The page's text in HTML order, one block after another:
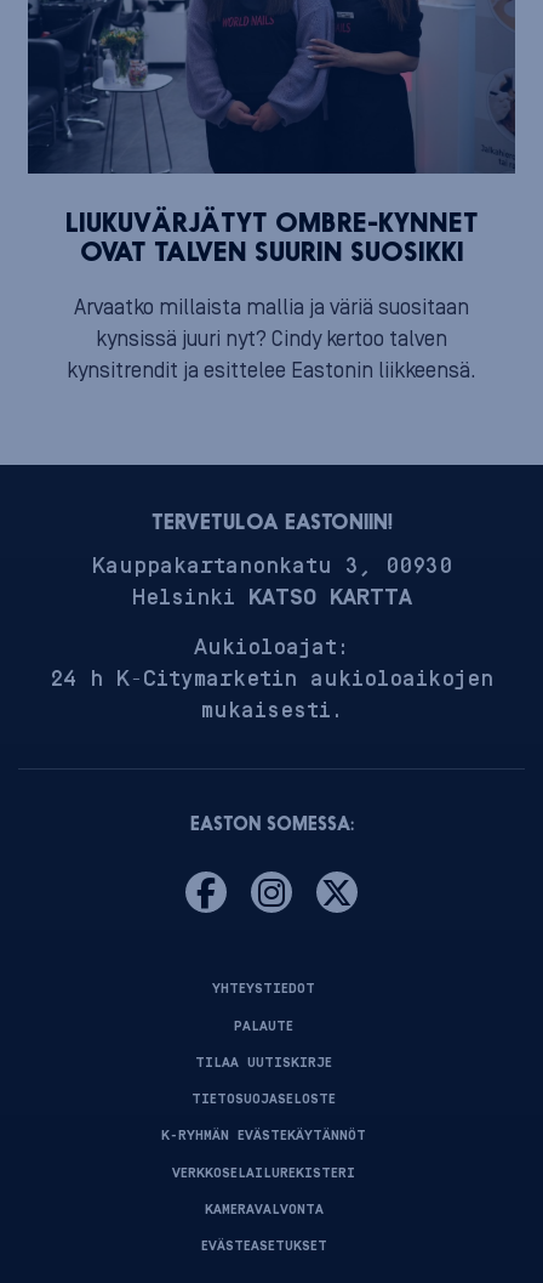
LIUKUVÄRJÄTYT OMBRE-KYNNET
OVAT TALVEN SUURIN SUOSIKKI
Arvaatko millaista mallia ja väriä suositaan
kynsissä juuri nyt? Cindy kertoo talven
kynsitrendit ja esittelee Eastonin liikkeensä.
TERVETULOA EASTONIIN!
Kauppakartanonkatu 3, 00930
Helsinki KATSO KARTTA
Aukioloajat:
24 h K-Citymarketin aukioloaikojen
mukaisesti.
EASTON SOMESSA:
YHTEYSTIEDOT
PALAUTE
TILAA UUTISKIRJE
TIETOSUOJASELOSTE
K-RYHMÄN EVÄSTEKÄYTÄNNÖT
VERKKOSELAILUREKISTERI
KAMERAVALVONTA
EVÄSTEASETUKSET